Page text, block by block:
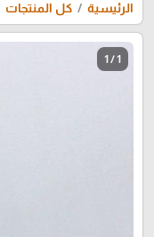
الرئيسية كل المنتجات
1 / 1